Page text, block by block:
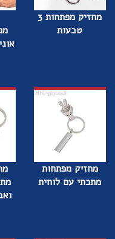
מחזיק מפתחות 3
טבעות
מחזיק מפתחות
מתכתי עם לוחית